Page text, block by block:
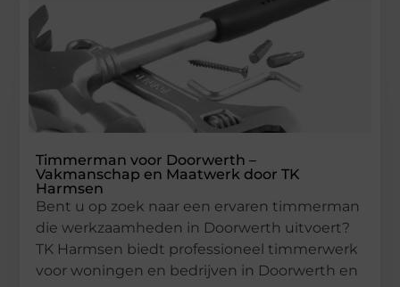
Timmerman voor Doorwerth –
Vakmanschap en Maatwerk door TK
Harmsen
Bent u op zoek naar een ervaren timmerman
die werkzaamheden in Doorwerth uitvoert?
TK Harmsen biedt professioneel timmerwerk
voor woningen en bedrijven in Doorwerth en